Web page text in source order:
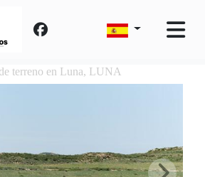
terreno en Luna, LUNA